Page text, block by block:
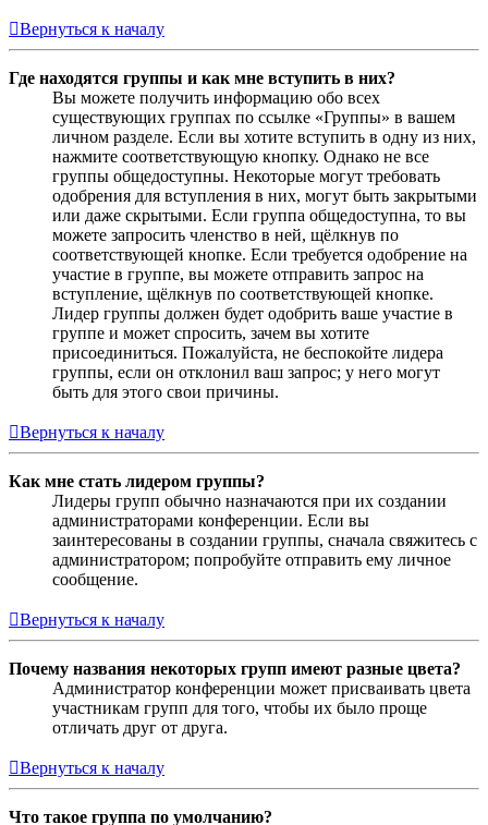
Вернуться к началу
Где находятся группы и как мне вступить в них?
Вы можете получить информацию обо всех
существующих группах по ссылке «Группы» в вашем
личном разделе. Если вы хотите вступить в одну из них,
нажмите соответствующую кнопку. Однако не все
группы общедоступны. Некоторые могут требовать
одобрения для вступления в них, могут быть закрытыми
или даже скрытыми. Если группа общедоступна, то вы
можете запросить членство в ней, щёлкнув по
соответствующей кнопке. Если требуется одобрение на
участие в группе, вы можете отправить запрос на
вступление, щёлкнув по соответствующей кнопке.
Лидер группы должен будет одобрить ваше участие в
группе и может спросить, зачем вы хотите
присоединиться. Пожалуйста, не беспокойте лидера
группы, если он отклонил ваш запрос; у него могут
быть для этого свои причины.
Вернуться к началу
Как мне стать лидером группы?
Лидеры групп обычно назначаются при их создании
администраторами конференции. Если вы
заинтересованы в создании группы, сначала свяжитесь с
администратором; попробуйте отправить ему личное
сообщение.
Вернуться к началу
Почему названия некоторых групп имеют разные цвета?
Администратор конференции может присваивать цвета
участникам групп для того, чтобы их было проще
отличать друг от друга.
Вернуться к началу
Что такое группа по умолчанию?